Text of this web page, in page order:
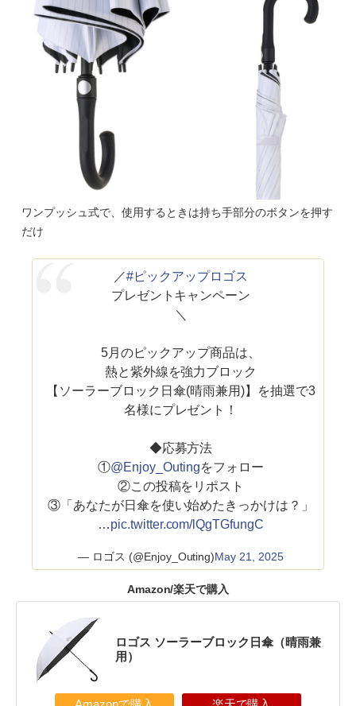
ワンプッシュ式で、使用するときは持ち手部分のボタンを押す
だけ
／#ピックアップロゴス
プレゼントキャンペーン
＼
5月のピックアップ商品は、
熱と紫外線を強力ブロック️
【ソーラーブロック日傘(晴雨兼用)】を抽選で3
名様にプレゼント！
◆応募方法
①@Enjoy_Outingをフォロー
②この投稿をリポスト
③「あなたが日傘を使い始めたきっかけは？」
…pic.twitter.com/lQgTGfungC
— ロゴス (@Enjoy_Outing)May 21, 2025
Amazon/楽天で購入
ロゴス ソーラーブロック日傘（晴雨兼
用）